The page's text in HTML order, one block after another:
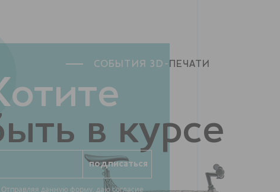
в курсе
СОБЫТИЯ 3D- ПЕЧАТИ
Отправляя данную форму, даюсогласие